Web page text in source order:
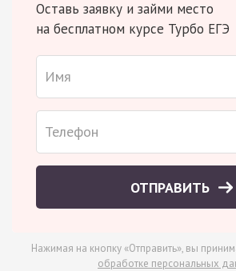
Оставь заявку и займи место
на бесплатном курсе Турбо ЕГЭ
ОТПРАВИТЬ
Нажимая на кнопку «Отправить», вы
обработке персональных